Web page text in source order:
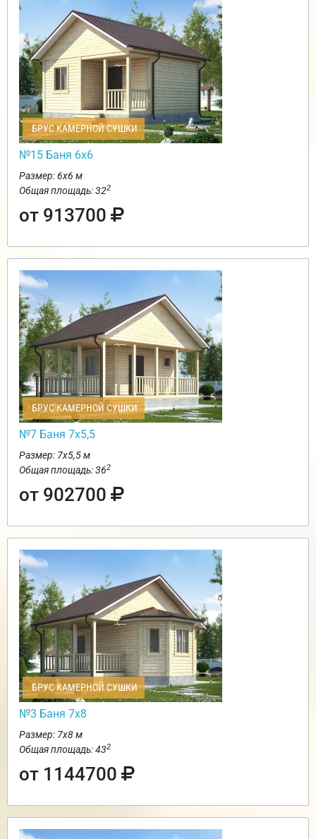
БРУС КАМЕРНОЙ СУШКИ
№15 Баня 6х6
Размер: 6х6 м
Общая площадь: 322
от 913700
БРУС КАМЕРНОЙ СУШКИ
№7 Баня 7х5,5
Размер: 7х5,5 м
Общая площадь: 362
от 902700
БРУС КАМЕРНОЙ СУШКИ
№3 Баня 7х8
Размер: 7х8 м
Общая площадь: 432
от 1144700